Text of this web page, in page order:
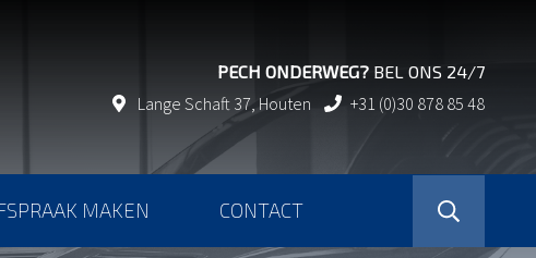
PECH ONDERWEG? BEL ONS 24/7
Lange Schaft 37, Houten +31 (0)30 878 85 48
MAKEN CONTACT